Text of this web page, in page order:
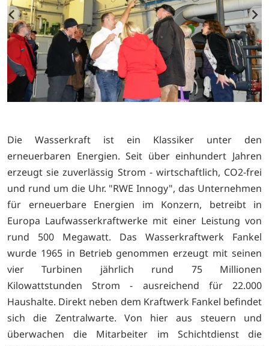
Die Wasserkraft ist ein Klassiker unter den
erneuerbaren Energien. Seit über einhundert Jahren
erzeugt sie zuverlässig Strom - wirtschaftlich, CO2-frei
und rund um die Uhr. "RWE Innogy", das Unternehmen
für erneuerbare Energien im Konzern, betreibt in
Europa Laufwasserkraftwerke mit einer Leistung von
rund 500 Megawatt. Das Wasserkraftwerk Fankel
wurde 1965 in Betrieb genommen erzeugt mit seinen
vier Turbinen jährlich rund 75 Millionen
Kilowattstunden Strom - ausreichend für 22.000
Haushalte. Direkt neben dem Kraftwerk Fankel befindet
sich die Zentralwarte. Von hier aus steuern und
überwachen die Mitarbeiter im Schichtdienst die